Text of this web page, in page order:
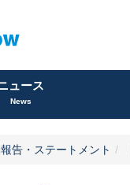
ュース
News
告・ステートメント